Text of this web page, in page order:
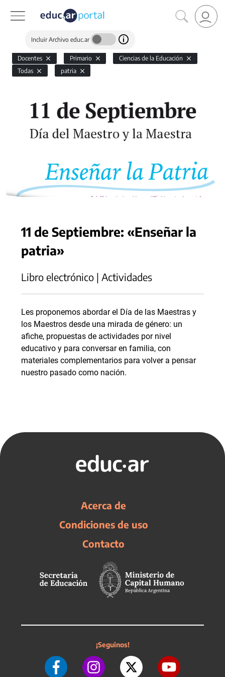
Incluir Archivo educ.ar
Docentes Primario
Ciencias de la Educación
Todas
patria
11 de Septiembre: «Enseñar la
patria»
Libro electrónico | Actividades
Les proponemos abordar el Día de las Maestras y
los Maestros desde una mirada de género: un
afiche, propuestas de actividades por nivel
educativo y para conversar en familia, con
materiales complementarios para volver a pensar
nuestro pasado como nación.
Acerca de
Condiciones de uso
Contacto
¡Seguinos!